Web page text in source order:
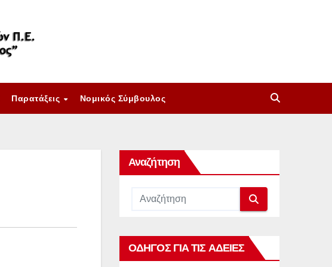
Παρατάξεις Νομικός Σύμβουλος
Αναζήτηση
ΟΔΗΓΟΣ ΓΙΑ ΤΙΣ ΑΔΕΙΕΣ